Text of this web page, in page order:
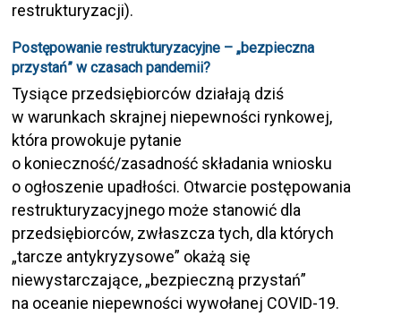
restrukturyzacji).
Postępowanie restrukturyzacyjne – „bezpieczna
przystań” w czasach pandemii?
Tysiące przedsiębiorców działają dziś
w warunkach skrajnej niepewności rynkowej,
która prowokuje pytanie
o konieczność/zasadność składania wniosku
o ogłoszenie upadłości. Otwarcie postępowania
restrukturyzacyjnego może stanowić dla
przedsiębiorców, zwłaszcza tych, dla których
„tarcze antykryzysowe” okażą się
niewystarczające, „bezpieczną przystań”
na oceanie niepewności wywołanej COVID-19.